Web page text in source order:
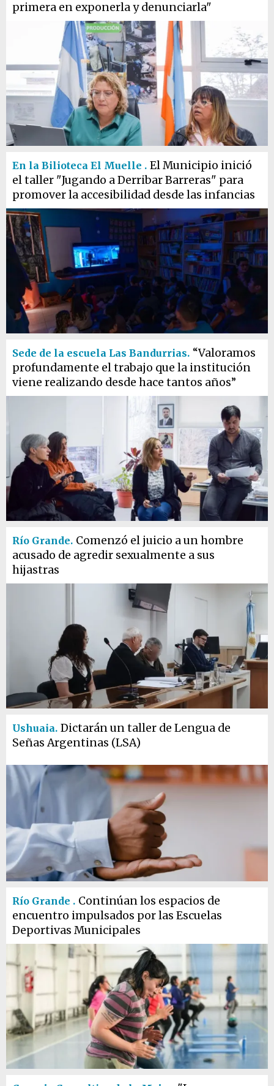
primera en exponerla y denunciarla"
En la Bilioteca El Muelle . El Municipio inició
el taller "Jugando a Derribar Barreras" para
promover la accesibilidad desde las infancias
Sede de la escuela Las Bandurrias. “Valoramos
profundamente el trabajo que la institución
viene realizando desde hace tantos años”
Río Grande. Comenzó el juicio a un hombre
acusado de agredir sexualmente a sus
hijastras
Ushuaia. Dictarán un taller de Lengua de
Señas Argentinas (LSA)
Río Grande . Continúan los espacios de
encuentro impulsados por las Escuelas
Deportivas Municipales